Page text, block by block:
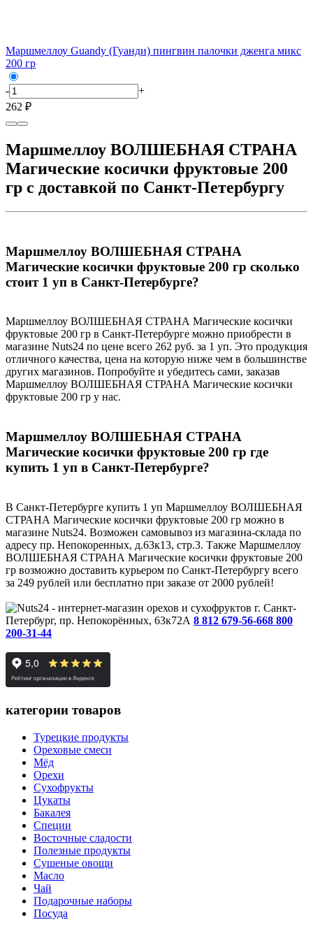
Маршмеллоу Guandy (Гуанди) пингвин палочки дженга микс
200 гр
-
+
262 ₽
Маршмеллоу ВОЛШЕБНАЯ СТРАНА
Магические косички фруктовые 200
гр с доставкой по Санкт-Петербургу
Маршмеллоу ВОЛШЕБНАЯ СТРАНА
Магические косички фруктовые 200 гр сколько
стоит 1 уп в Санкт-Петербурге?
Маршмеллоу ВОЛШЕБНАЯ СТРАНА Магические косички
фруктовые 200 гр в Санкт-Петербурге можно приобрести в
магазине Nuts24 по цене всего 262 руб. за 1 уп. Это продукция
отличного качества, цена на которую ниже чем в большинстве
других магазинов. Попробуйте и убедитесь сами, заказав
Маршмеллоу ВОЛШЕБНАЯ СТРАНА Магические косички
фруктовые 200 гр у нас.
Маршмеллоу ВОЛШЕБНАЯ СТРАНА
Магические косички фруктовые 200 гр где
купить 1 уп в Санкт-Петербурге?
В Санкт-Петербурге купить 1 уп Маршмеллоу ВОЛШЕБНАЯ
СТРАНА Магические косички фруктовые 200 гр можно в
магазине Nuts24. Возможен самовывоз из магазина-склада по
адресу пр. Непокоренных, д.63к13, стр.3. Также Маршмеллоу
ВОЛШЕБНАЯ СТРАНА Магические косички фруктовые 200
гр возможно доставить курьером по Санкт-Петербургу всего
за 249 рублей или бесплатно при заказе от 2000 рублей!
г. Санкт-
Петербург, пр. Непокорённых, 63к72А 8 812 679-56-668 800
200-31-44
категории товаров
Турецкие продукты
Ореховые смеси
Мёд
Орехи
Сухофрукты
Цукаты
Бакалея
Специи
Восточные сладости
Полезные продукты
Сушеные овощи
Масло
Чай
Подарочные наборы
Посуда